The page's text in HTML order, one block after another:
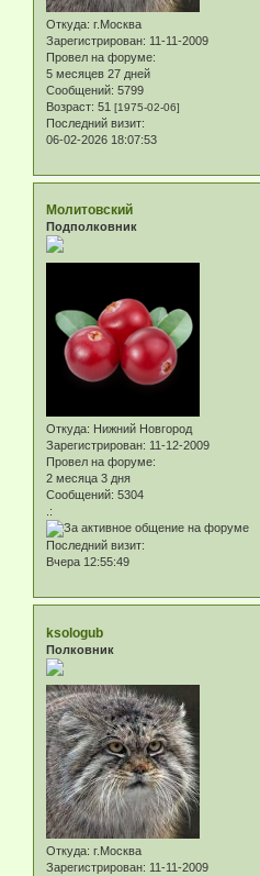
Откуда: г.Москва
Зарегистрирован: 11-11-2009
Провел на форуме:
5 месяцев 27 дней
Сообщений: 5799
Возраст: 51 [1975-02-06]
Последний визит:
06-02-2026 18:07:53
Молитовский
Подполковник
Откуда: Нижний Новгород
Зарегистрирован: 11-12-2009
Провел на форуме:
2 месяца 3 дня
Сообщений: 5304
.:
Последний визит:
Вчера 12:55:49
ksologub
Полковник
Откуда: г.Москва
Зарегистрирован: 11-11-2009